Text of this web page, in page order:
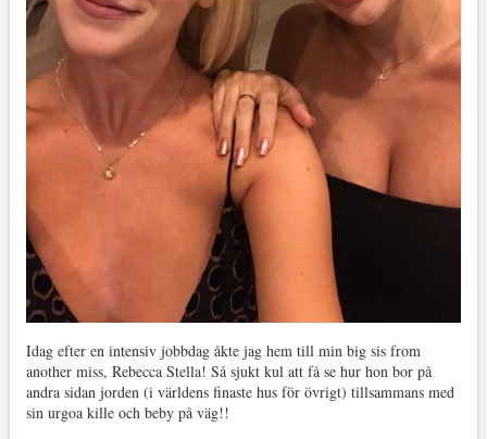
Idag efter en intensiv jobbdag åkte jag hem till min big sis from
another miss, Rebecca Stella! Så sjukt kul att få se hur hon bor på
andra sidan jorden (i världens finaste hus för övrigt) tillsammans med
sin urgoa kille och beby på väg!!